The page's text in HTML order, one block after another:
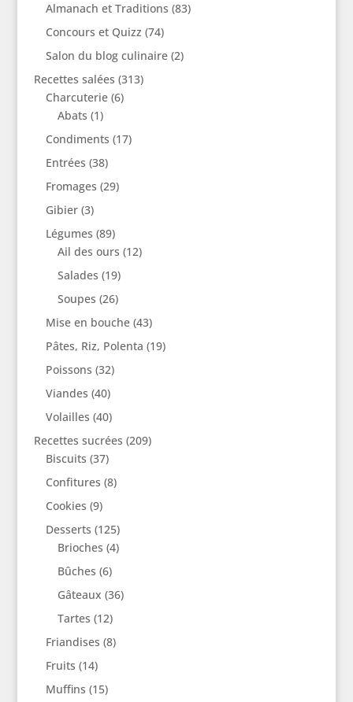
Almanach et Traditions (83)
Concours et Quizz (74)
Salon du blog culinaire(2)
Recettes salées (313)
Charcuterie(6)
Abats (1)
Condiments (17)
Entrées (38)
Fromages (29)
Gibier(3)
Légumes (89)
Ail des ours (12)
Salades (19)
Soupes (26)
Mise en bouche(43)
Pâtes, Riz, Polenta (19)
Poissons (32)
Viandes (40)
Volailles (40)
Recettes sucrées (209)
Biscuits (37)
Confitures (8)
Cookies (9)
Desserts (125)
Brioches (4)
Bûches (6)
Gâteaux (36)
Tartes (12)
Friandises (8)
Fruits (14)
Muffins (15)